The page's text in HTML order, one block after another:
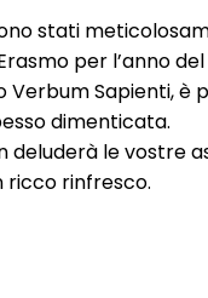
stati
per l’anno del
Sapienti, è
dimenticata.
le vostre
ricco rinfresco.